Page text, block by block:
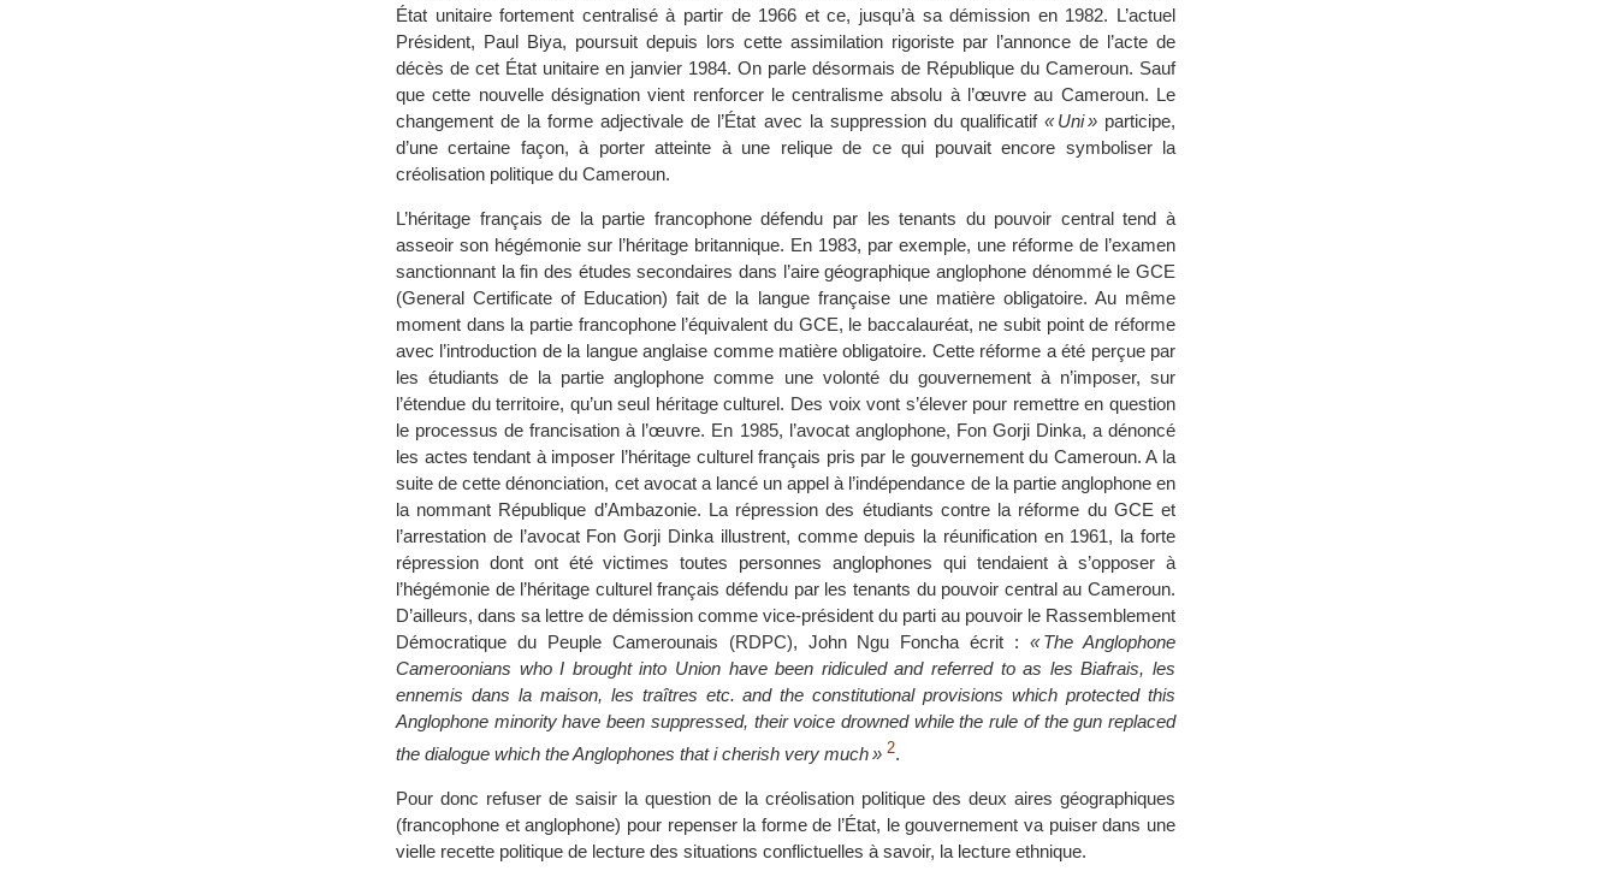
État unitaire fortement centralisé à partir de 1966 et ce, jusqu’à sa démission en 1982. L’actuel
Président, Paul Biya, poursuit depuis lors cette assimilation rigoriste par l’annonce de l’acte de
décès de cet État unitaire en janvier 1984. On parle désormais de République du Cameroun. Sauf
que cette nouvelle désignation vient renforcer le centralisme absolu à l’œuvre au Cameroun. Le
changement de la forme adjectivale de l’État avec la suppression du qualificatif « Uni »participe,
d’une certaine façon, à porter atteinte à une relique de ce qui pouvait encore symboliser la
créolisation politique du Cameroun.
L’héritage français de la partie francophone défendu par les tenants du pouvoir central tend à
asseoir son hégémonie sur l’héritage britannique. En 1983, par exemple, une réforme de l’examen
sanctionnant la fin des études secondaires dans l’aire géographique anglophone dénommé le GCE
(General Certificate of Education) fait de la langue française une matière obligatoire. Au même
moment dans la partie francophone l’équivalent du GCE, le baccalauréat, ne subit point de réforme
avec l’introduction de la langue anglaise comme matière obligatoire. Cette réforme a été perçue par
les étudiants de la partie anglophone comme une volonté du gouvernement à n’imposer, sur
l’étendue du territoire, qu’un seul héritage culturel. Des voix vont s’élever pour remettre en question
le processus de francisation à l’œuvre. En 1985, l’avocat anglophone, Fon Gorji Dinka, a dénoncé
les actes tendant à imposer l’héritage culturel français pris par le gouvernement du Cameroun. A la
suite de cette dénonciation, cet avocat a lancé un appel à l’indépendance de la partie anglophone en
la nommant République d’Ambazonie. La répression des étudiants contre la réforme du GCE et
l’arrestation de l’avocat Fon Gorji Dinka illustrent, comme depuis la réunification en 1961, la forte
répression dont ont été victimes toutes personnes anglophones qui tendaient à s’opposer à
l’hégémonie de l’héritage culturel français défendu par les tenants du pouvoir central au Cameroun.
D’ailleurs, dans sa lettre de démission comme vice-président du parti au pouvoir le Rassemblement
Démocratique du Peuple Camerounais (RDPC), John Ngu Foncha écrit :« The Anglophone
Cameroonians who I brought into Union have been ridiculed and referred to as les Biafrais, les
ennemis dans la maison, les traîtres etc. and the constitutional provisions which protected this
Anglophone minority have been suppressed, their voice drowned while the rule of the gun replaced
the dialogue which the Anglophones that i cherish very much » 2.
Pour donc refuser de saisir la question de la créolisation politique des deux aires géographiques
(francophone et anglophone) pour repenser la forme de l’État, le gouvernement va puiser dans une
vielle recette politique de lecture des situations conflictuelles à savoir, la lecture ethnique.